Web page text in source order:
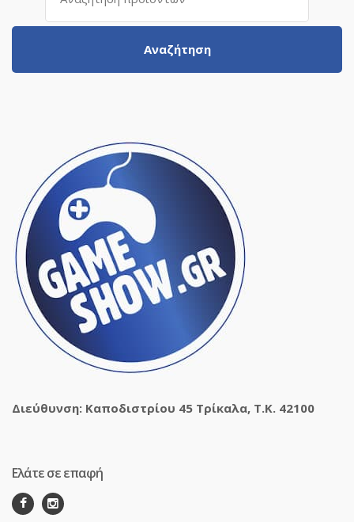
Αναζήτηση
Διεύθυνση: Καποδιστρίου 45 Τρίκαλα, Τ.Κ. 42100
Ελάτε σε επαφή